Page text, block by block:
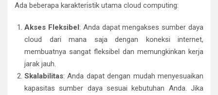
Ada beberapa karakteristik utama cloud computing:
Akses Fleksibel: Anda dapat mengakses sumber daya
cloud dari mana saja dengan koneksi internet,
membuatnya sangat fleksibel dan memungkinkan kerja
jarak jauh.
Skalabilitas: Anda dapat dengan mudah menyesuaikan
kapasitas sumber daya sesuai kebutuhan Anda. Jika